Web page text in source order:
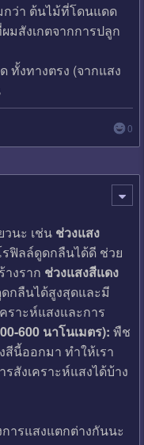
กว่า ต้นไม้ที่โดนแดด
มสังเกตจากการปลูก
ทั้งทางตรง (จากแสง
0
นะ เช่น ช่วงแสง
ฟิลล์ดูดกลืนได้ดี ช่วย
างราก ช่วงแสงสีแดง
กลืนได้สูงสุดและมี
ราะห์แสงและการ
600 นาโนเมตร): พืช
นี้ออกมา ทำให้เรา
สังเคราะห์แสงได้บ้าง
รแสงแตกต่างกันนะ